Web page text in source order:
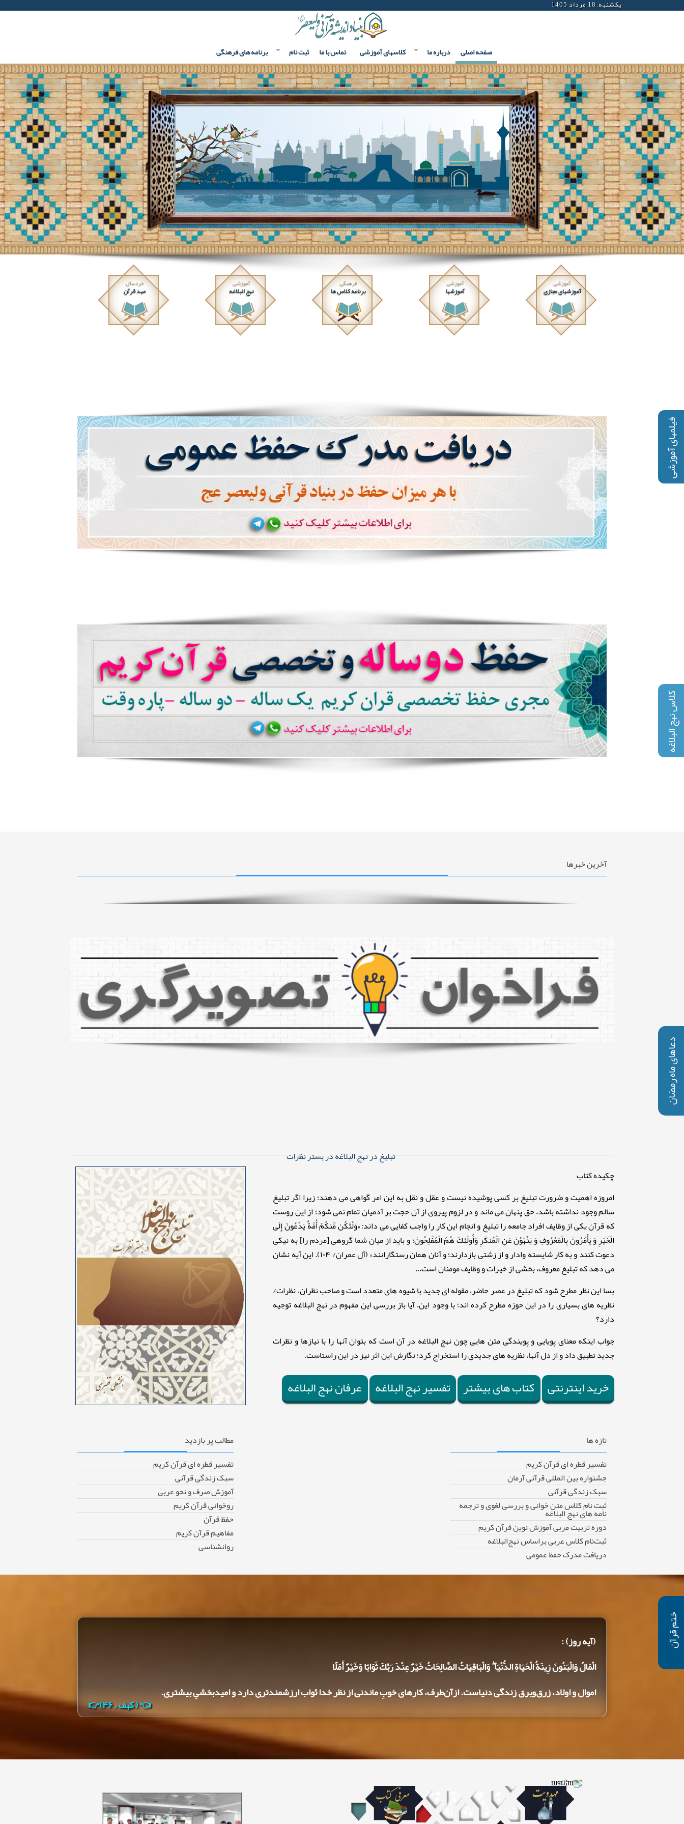
یکشنبه, 18 مرداد 1405 FacebookTwitter gplusYoutube rss
صفحه اصلی درباره ما کلاسهای آموزشی تماس با ما ثبت نام برنامه های فرهنگی
آموزشی
آموزشهای مجازی
آموزشی
آموزشها
فرهنگی
برنامه کلاس ها
آموزشی
نهج البلاغه
خردسال
مهد قرآن
فیلمهای آموزشی
کلاس نهج البلاغه
دعاهای ماه رمضان
ختم قرآن
آخرین خبرها
تبلیغ در نهج البلاغه در بستر نظرات
چکیده کتاب
امروزه اهمیت و ضرورت تبلیغ بر کسی پوشیده نیست و عقل و نقل به این امر گواهی می دهند؛ زیرا اگر تبلیغ
سالم وجود نداشته باشد، حق پنهان می ماند و در لزوم پیروی از آن حجت بر آدمیان تمام نمی شود؛ از این روست
که قرآن یکی از وظایف افراد جامعه را تبلیغ و انجام این کار را واجب کفایی می داند: «وَلْتَكُن مِّنكُمْ أُمَّةٌ يَدْعُونَ إِلَى
الْخَيْرِ وَ يَأْمُرُونَ بِالْمَعْرُوفِ وَ يَنْهَوْنَ عَنِ الْمُنكَرِ وَأُولَٰئِكَ هُمُ الْمُفْلِحُونَ؛ و باید از میان شما گروهی [مردم را] به نیکی
دعوت کنند و به کار شایسته وادار و از زشتی بازدارند؛ و آنان همان رستگارانند» (آل عمران/ ۱۰۴). این آیه نشان
می دهد که تبلیغ معروف، بخشی از خیرات و وظایف مومنان است...
بسا این نظر مطرح شود که تبلیغ در عصر حاضر، مقوله ای جدید با شیوه های متعدد است و صاحب نظران، نظرات/
نظریه های بسیاری را در این حوزه مطرح کرده اند؛ با وجود این، آیا باز بررسی این مفهوم در نهج البلاغه توجیه
دارد؟
جواب اینکه معنای پویایی و پویندگی متن هایی چون نهج البلاغه در آن است که بتوان آنها را با نیازها و نظرات
جدید تطبیق داد و از دل آنها، نظریه های جدیدی را استخراج کرد؛ نگارش این اثر نیز در این راستاست.
خرید اینترنتی کتاب های بیشتر تفسیر نهج البلاغه عرفان نهج البلاغه
تازهها
تفسیر قطره ای قرآن کریم
جشنواره بین المللی قرآنی آرمان
سبک زندگی قرآنی
ثبت نام کلاس متن خوانی و بررسی لغوی و ترجمه
نامه های نهج البلاغه
دوره تربیت مربی آموزش نوین قرآن کریم
ثبت‌نام کلاس عربی براساس نهج‌البلاغه
دریافت مدرک حفظ عمومی
مطالبپر بازدید
تفسیر قطره ای قرآن کریم
سبک زندگی قرآنی
آموزش صرف و نحو عربی
روخوانی قرآن کریم
حفظ قرآن
مفاهیم قرآن کریم
روانشناسی
(آیه روز) :
الْمَالُ وَالْبَنُونَ زِينَةُ الْحَيَاةِ الدُّنْيَا ۖ وَالْبَاقِيَاتُ الصَّالِحَاتُ خَيْرٌ عِنْدَ رَبِّكَ ثَوَابًا وَخَيْرٌ أَمَلًا
اموال ‌و اولاد، زرق‌وبرق زندگی دنیاست. ازآن‌طرف، کارهای خوبِ ماندنی از نظر خدا ثواب ارزشمندتری دارد و امیدبخشیِ بیشتری.
👈 ( کهف ، ۴۶)👉